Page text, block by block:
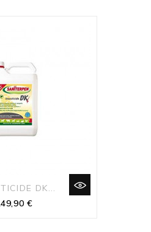
DK...
€Prix